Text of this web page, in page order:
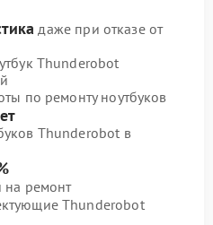
даже при отказе от
Thunderobot
по ремонту ноутбуков
Thunderobot в
на ремонт
Thunderobot